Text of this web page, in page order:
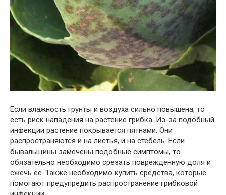
Если влажность грунты и воздуха сильно повышена, то
есть риск нападения на растение грибка. Из-за подобный
инфекции растение покрывается пятнами. Они
распространяются и на листья, и на стебель. Если
бывальщины замечены подобные симптомы, то
обязательно необходимо срезать поврежденную доля и
сжечь ее. Также необходимо купить средства, которые
помогают предупредить распространение грибковой